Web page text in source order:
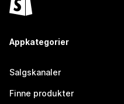
Appkategorier
Salgskanaler
Finne produkter